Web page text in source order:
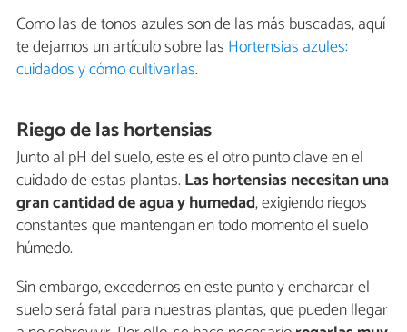
Como las de tonos azules son de las más buscadas, aquí
te dejamos un artículo sobre las Hortensias azules:
cuidados y cómo cultivarlas.
Riego de las hortensias
Junto al pH del suelo, este es el otro punto clave en el
cuidado de estas plantas. Las hortensias necesitan una
gran cantidad de agua y humedad, exigiendo riegos
constantes que mantengan en todo momento el suelo
húmedo.
Sin embargo, excedernos en este punto y encharcar el
suelo será fatal para nuestras plantas, que pueden llegar